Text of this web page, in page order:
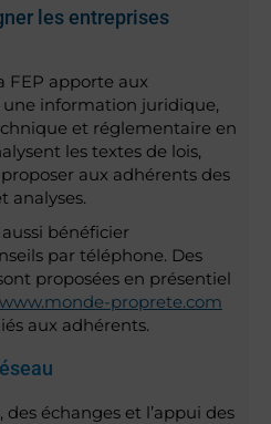
les entreprises
FEP apporte aux
information juridique,
et réglementaire en
les textes de lois,
aux adhérents des
analyses.
bénéficier
par téléphone. Des
proposées en présentiel
www.monde-proprete.com
aux adhérents.
échanges et l’appui des